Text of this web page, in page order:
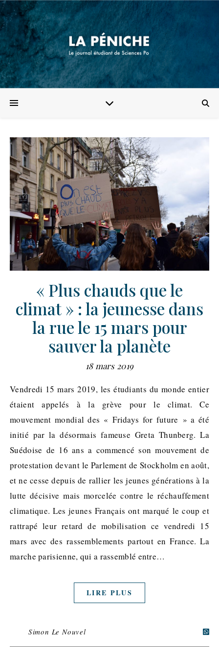
« Plus chauds que le
climat » : la jeunesse dans
la rue le 15 mars pour
sauver la planète
18 mars 2019
Vendredi 15 mars 2019, les étudiants du monde entier
étaient appelés à la grève pour le climat. Ce
mouvement mondial des « Fridays for future » a été
initié par la désormais fameuse Greta Thunberg. La
Suédoise de 16 ans a commencé son mouvement de
protestation devant le Parlement de Stockholm en août,
et ne cesse depuis de rallier les jeunes générations à la
lutte décisive mais morcelée contre le réchauffement
climatique. Les jeunes Français ont marqué le coup et
rattrapé leur retard de mobilisation ce vendredi 15
mars avec des rassemblements partout en France. La
marche parisienne, qui a rassemblé entre…
LIRE PLUS
Simon Le Nouvel